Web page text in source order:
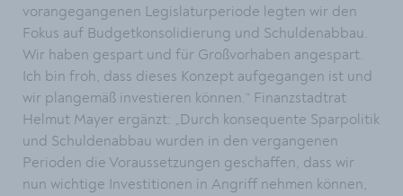
vorangegangenen Legislaturperiode legten wir den
Fokus auf Budgetkonsolidierung und Schuldenabbau.
Wir haben gespart und für Großvorhaben angespart.
Ich bin froh, dass dieses Konzept aufgegangen ist und
wir plangemäß investieren können.“ Finanzstadtrat
Helmut Mayer ergänzt: „Durch konsequente Sparpolitik
und Schuldenabbau wurden in den vergangenen
Perioden die Voraussetzungen geschaffen, dass wir
nun wichtige Investitionen in Angriff nehmen können,